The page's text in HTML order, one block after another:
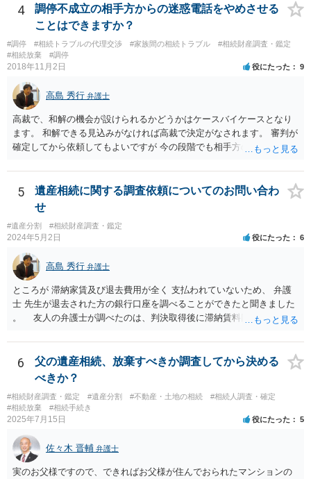
行等に照会をかけることになるでしょう。 不動産は、相続登記が済ん
でいなければ市役所ないし区役所に、お子様と義父様のつながりがわ
かる戸籍一式を揃えてもちこみ、「名寄せ」という手続きをすると、
分かると思います。遺産分割協議書の偽造等により既に相続登記され
てしまっている場合は、住所などに当たりをつけて登記名義を調べて
すが、現代では、各々が自由に価格設定をしていますので、特に相場
はお示しできません。ただし、かつて日本弁護士連合会が設けていた
報酬基準を踏まえて価格設定している弁護士は一定数いると思います
ので、それが一応の目安となるでしょう。
4
調停不成立の相手方からの迷惑電話をやめさせる
ことはできますか？
#調停 #相続トラブルの代理交渉 #家族間の相続トラブル
#相続財産調査・鑑定
#相続放棄
#調停
2018年11月2日 役にたった 9
高島 秀行 弁護士
高裁で、和解の機会が設けられるかどうかはケースバイケースとなり
ます。 和解できる見込みがなければ高裁で決定がなされます。 審判が
確定してから依頼してもよいですが 今の段階でも相手方の連絡が迷惑
5
遺産相続に関する調査依頼についてのお問い合わ
せ
#遺産分割 #相続財産調査・鑑定
2024年5月2日 役にたった 6
高島 秀行 弁護士
ところが 滞納家賃及び退去費用が全く 支払われていないため、 弁護
士 先生が退去された方の銀行口座を調べることができたと聞きました
。 友人の弁護士が調べたのは、判決取得後に滞納賃料回収のため
預金の入出金履歴を調べたわけではありません。 残念ながら、事案
や目的も異なりますし、開示の内容も異なります。
6
父の遺産相続、放棄すべきか調査してから決める
べきか？
#相続財産調査・鑑定 #遺産分割 #不動産・土地の相続
#相続人調査・確定
#相続放棄
#相続手続き
2025年7月15日 役にたった 5
佐々木 晋輔 弁護士
実のお父様ですので、できればお父様が住んでおられたマンションの